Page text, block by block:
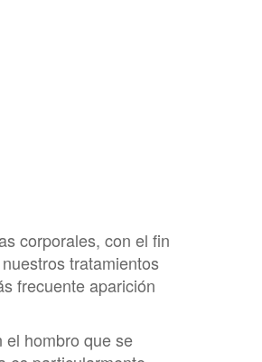
corporales, con el fin
tratamientos
frecuente aparición
el hombro que se